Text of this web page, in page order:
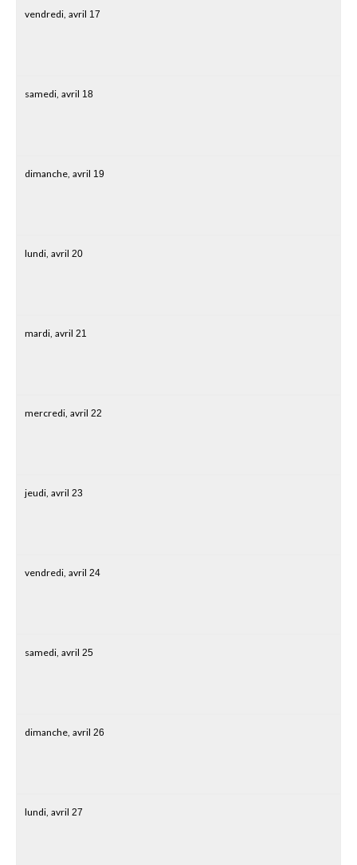
vendredi, avril 17
samedi, avril 18
dimanche, avril 19
lundi, avril 20
mardi, avril 21
mercredi, avril 22
jeudi, avril 23
vendredi, avril 24
samedi, avril 25
dimanche, avril 26
lundi, avril 27